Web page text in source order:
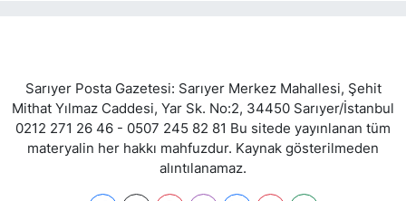
Sarıyer Posta Gazetesi: Sarıyer Merkez Mahallesi, Şehit
Mithat Yılmaz Caddesi, Yar Sk. No:2, 34450 Sarıyer/İstanbul
0212 271 26 46 - 0507 245 82 81 Bu sitede yayınlanan tüm
materyalin her hakkı mahfuzdur. Kaynak gösterilmeden
alıntılanamaz.